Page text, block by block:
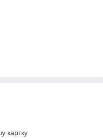
картку